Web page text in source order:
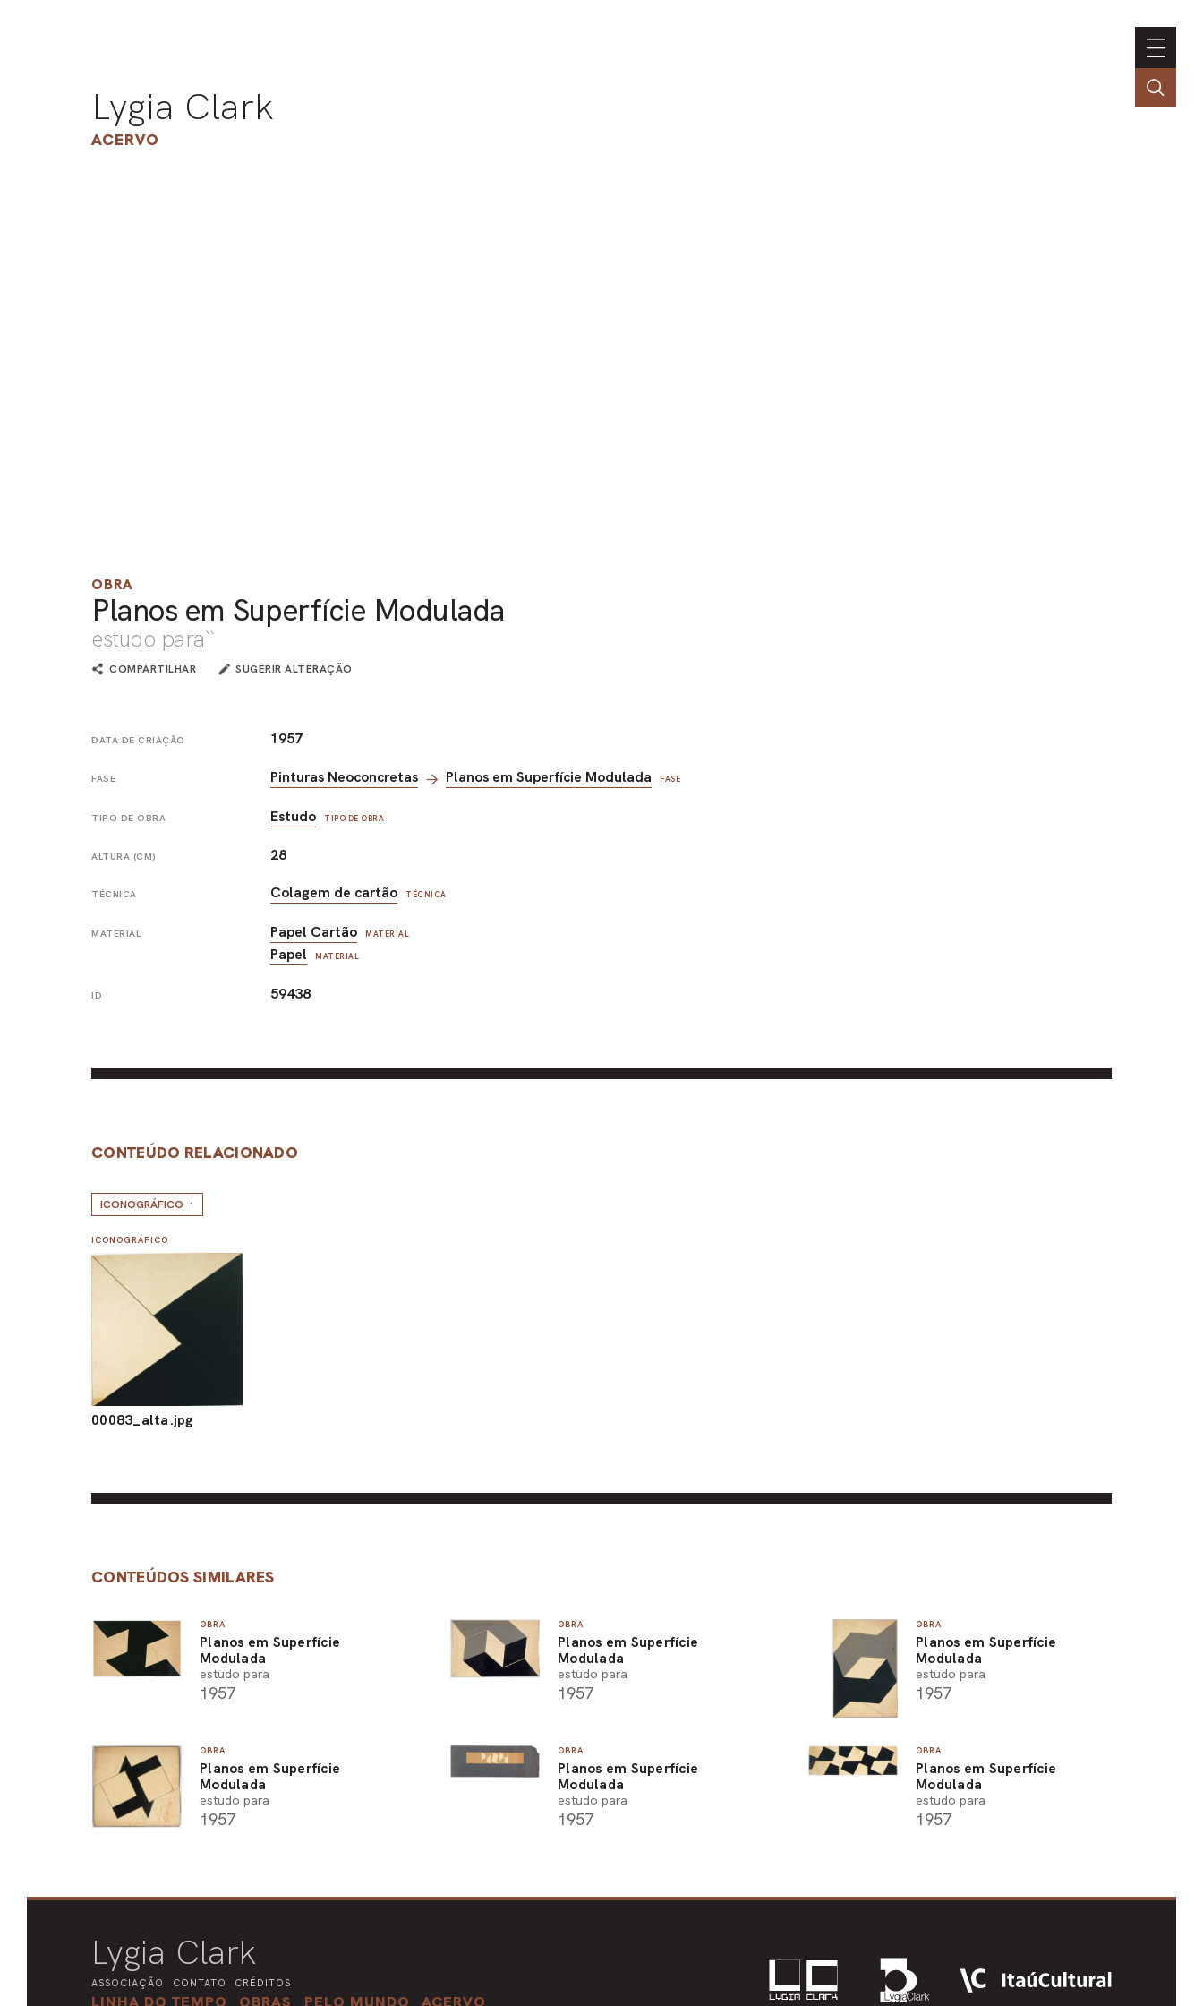
Lygia Clark
ACERVO
OBRA
Planos em Superfície Modulada
estudo para``
COMPARTILHAR SUGERIR ALTERAÇÃO
DATA DE CRIAÇÃO 1957
FASE Pinturas Neoconcretas Planos em Superfície Modulada FASE
TIPO DE OBRA Estudo TIPO DE OBRA
ALTURA (CM) 28
TÉCNICA Colagem de cartão TÉCNICA
MATERIAL Papel Cartão MATERIAL
Papel MATERIAL
ID 59438
CONTEÚDO RELACIONADO
ICONOGRÁFICO 1
ICONOGRÁFICO
00083_alta.jpg
CONTEÚDOS SIMILARES
OBRA
Planos em Superfície
Modulada
estudo para
1957
OBRA
Planos em Superfície
Modulada
estudo para
1957
OBRA
Planos em Superfície
Modulada
estudo para
1957
OBRA
Planos em Superfície
Modulada
estudo para
1957
OBRA
Planos em Superfície
Modulada
estudo para
1957
OBRA
Planos em Superfície
Modulada
estudo para
1957
Lygia Clark
ASSOCIAÇÃO CONTATO CRÉDITOS
LINHA DO TEMPO OBRAS PELO MUNDO ACERVO